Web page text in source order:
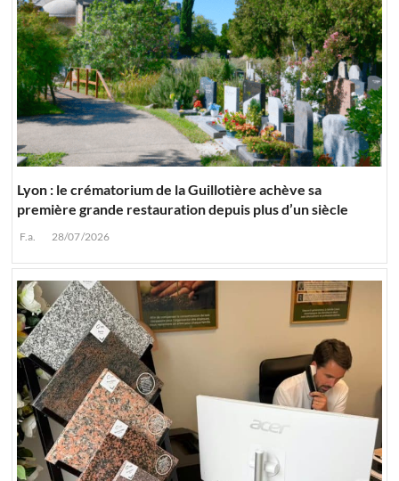
Lyon : le crématorium de la Guillotière achève sa
première grande restauration depuis plus d’un siècle
F.a. 28/07/2026